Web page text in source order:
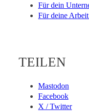
Für dein
Für deine
TEILEN
Mastodon
Facebook
X / Twitter